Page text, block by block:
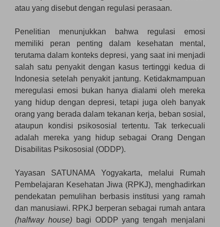
atau yang disebut dengan regulasi perasaan.
Penelitian menunjukkan bahwa regulasi emosi
memiliki peran penting dalam kesehatan mental,
terutama dalam konteks depresi, yang saat ini menjadi
salah satu penyakit dengan kasus tertinggi kedua di
Indonesia setelah penyakit jantung. Ketidakmampuan
meregulasi emosi bukan hanya dialami oleh mereka
yang hidup dengan depresi, tetapi juga oleh banyak
orang yang berada dalam tekanan kerja, beban sosial,
ataupun kondisi psikososial tertentu. Tak terkecuali
adalah mereka yang hidup sebagai Orang Dengan
Disabilitas Psikososial (ODDP).
Yayasan SATUNAMA Yogyakarta, melalui Rumah
Pembelajaran Kesehatan Jiwa (RPKJ), menghadirkan
pendekatan pemulihan berbasis institusi yang ramah
dan manusiawi. RPKJ berperan sebagai rumah antara
(halfway house)bagi ODDP yang tengah menjalani